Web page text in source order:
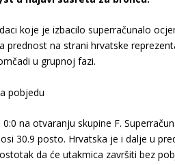
koje je izbacilo superračunalo
prednost na strani hrvatske
u grupnoj fazi.
pobjedu
na otvaranju skupine F.
30.9 posto. Hrvatska je i dalje u
da će utakmica završiti bez